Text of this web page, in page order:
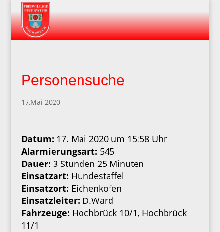
Personensuche
17,Mai 2020
Datum: 17. Mai 2020 um 15:58 Uhr
Alarmierungsart: 545
Dauer: 3 Stunden 25 Minuten
Einsatzart: Hundestaffel
Einsatzort: Eichenkofen
Einsatzleiter: D.Ward
Fahrzeuge: Hochbrück 10/1, Hochbrück
11/1